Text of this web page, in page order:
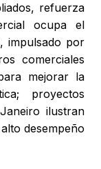
refuerza
ocupa el
impulsado por
comerciales
mejorar la
proyectos
ilustran
desempeño